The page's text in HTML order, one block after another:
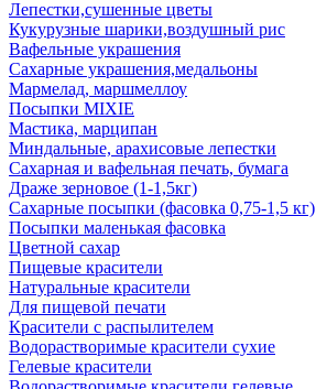
Лепестки,сушенные цветы
Кукурузные шарики,воздушный рис
Вафельные украшения
Сахарные украшения,медальоны
Мармелад, маршмеллоу
Посыпки MIXIE
Мастика, марципан
Миндальные, арахисовые лепестки
Сахарная и вафельная печать, бумага
Драже зерновое (1-1,5кг)
Сахарные посыпки (фасовка 0,75-1,5 кг)
Посыпки маленькая фасовка
Цветной сахар
Пищевые красители
Натуральные красители
Для пищевой печати
Красители с распылителем
Водорастворимые красители сухие
Гелевые красители